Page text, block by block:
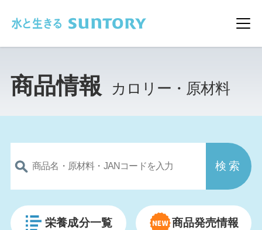
メ
商品情報 カロリー・原材料
栄養成分一覧 商品発売情報